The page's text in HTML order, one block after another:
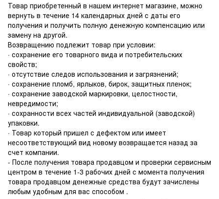
Товар приобретенный в нашем интернет магазине, можно
вернуть в течение 14 календарных дней с даты его
получения и получить полную денежную компенсацию или
замену на другой.
Возвращению подлежит товар при условии:
· сохранение его товарного вида и потребительских
свойств;
· отсутствие следов использования и загрязнений;
· сохранение пломб, ярлыков, бирок, защитных пленок;
· сохранение заводской маркировки, целостности,
невредимости;
· сохранности всех частей индивидуальной (заводской)
упаковки.
· Товар который пришел с дефектом или имеет
несоответствующий вид новому возвращается назад за
счет компании.
- После получения товара продавцом и проверки сервисным
центром в течение 1-3 рабочих дней с момента получения
товара продавцом денежные средства будут зачислены
любым удобным для вас способом .